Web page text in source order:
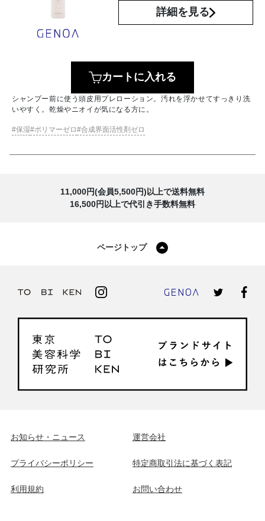
詳細を見る
カートに入れる
シャンプー前に使う頭皮用プレローション。汚れを浮かせてすっきり洗
いやすく。乾燥やニオイが気になる方に。
保湿 ポリマーゼロ 合成界面活性剤ゼロ
11,000円(会員5,500円)以上で送料無料
16,500円以上で代引き手数料無料
ページトップ
お知らせ・ニュース 運営会社
プライバシーポリシー 特定商取引法に基づく表記
利用規約 お問い合わせ